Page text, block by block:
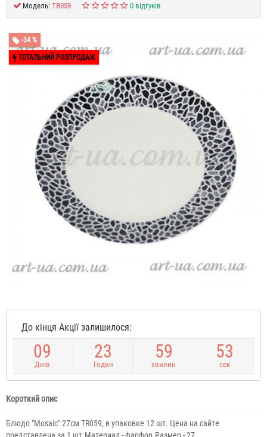
Модель: TR059 0 відгуків
-34 %
ТОТАЛЬНИЙ РОЗПРОДАЖ
До кінця Акції залишилося:
09
Днів
23
Годин
59
хвилин
52
сек
Короткий опис
Блюдо "Mosaic" 27см TR059, в упаковке 12 шт. Цена на сайте
представлена за 1 шт.Материал - фарфор.Размер - 27